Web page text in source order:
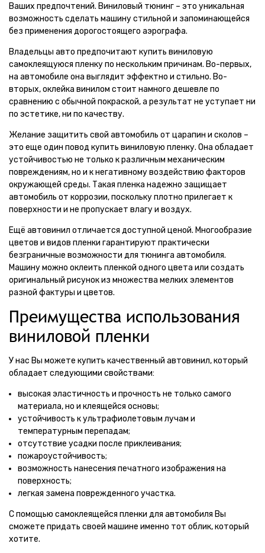
Ваших предпочтений. Виниловый тюнинг – это уникальная
возможность сделать машину стильной и запоминающейся
без применения дорогостоящего аэрографа.
Владельцы авто предпочитают купить виниловую
самоклеящуюся пленку по нескольким причинам. Во-первых,
на автомобиле она выглядит эффектно и стильно. Во-
вторых, оклейка винилом стоит намного дешевле по
сравнению с обычной покраской, а результат не уступает ни
по эстетике, ни по качеству.
Желание защитить свой автомобиль от царапин и сколов –
это еще один повод купить виниловую пленку. Она обладает
устойчивостью не только к различным механическим
повреждениям, но и к негативному воздействию факторов
окружающей среды. Такая пленка надежно защищает
автомобиль от коррозии, поскольку плотно прилегает к
поверхности и не пропускает влагу и воздух.
Ещё автовинил отличается доступной ценой. Многообразие
цветов и видов пленки гарантируют практически
безграничные возможности для тюнинга автомобиля.
Машину можно оклеить пленкой одного цвета или создать
оригинальный рисунок из множества мелких элементов
разной фактуры и цветов.
Преимущества использования
виниловой пленки
У нас Вы можете купить качественный автовинил, который
обладает следующими свойствами:
высокая эластичность и прочность не только самого
материала, но и клеящейся основы;
устойчивость к ультрафиолетовым лучам и
температурным перепадам;
отсутствие усадки после приклеивания;
пожароустойчивость;
возможность нанесения печатного изображения на
поверхность;
легкая замена поврежденного участка.
С помощью самоклеящейся пленки для автомобиля Вы
сможете придать своей машине именно тот облик, который
хотите.